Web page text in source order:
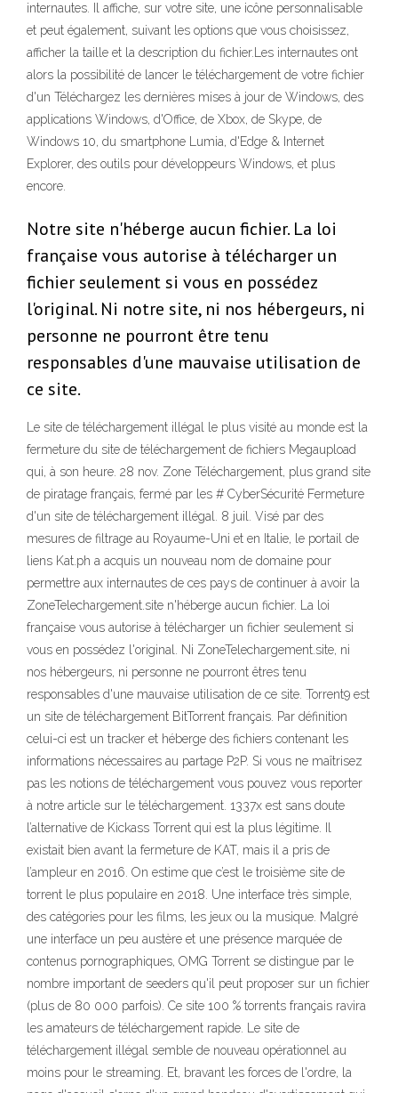
internautes. Il affiche, sur votre site, une icône personnalisable
et peut également, suivant les options que vous choisissez,
afficher la taille et la description du fichier.Les internautes ont
alors la possibilité de lancer le téléchargement de votre fichier
d'un Téléchargez les dernières mises à jour de Windows, des
applications Windows, d'Office, de Xbox, de Skype, de
Windows 10, du smartphone Lumia, d'Edge & Internet
Explorer, des outils pour développeurs Windows, et plus
encore.
Notre site n'héberge aucun fichier. La loi
française vous autorise à télécharger un
fichier seulement si vous en possédez
l'original. Ni notre site, ni nos hébergeurs, ni
personne ne pourront être tenu
responsables d'une mauvaise utilisation de
ce site.
Le site de téléchargement illégal le plus visité au monde est la
fermeture du site de téléchargement de fichiers Megaupload
qui, à son heure. 28 nov. Zone Téléchargement, plus grand site
de piratage français, fermé par les # CyberSécurité Fermeture
d'un site de téléchargement illégal. 8 juil. Visé par des
mesures de filtrage au Royaume-Uni et en Italie, le portail de
liens Kat.ph a acquis un nouveau nom de domaine pour
permettre aux internautes de ces pays de continuer à avoir la
ZoneTelechargement.site n'héberge aucun fichier. La loi
française vous autorise à télécharger un fichier seulement si
vous en possédez l'original. Ni ZoneTelechargement.site, ni
nos hébergeurs, ni personne ne pourront êtres tenu
responsables d'une mauvaise utilisation de ce site. Torrent9 est
un site de téléchargement BitTorrent français. Par définition
celui-ci est un tracker et héberge des fichiers contenant les
informations nécessaires au partage P2P. Si vous ne maîtrisez
pas les notions de téléchargement vous pouvez vous reporter
à notre article sur le téléchargement. 1337x est sans doute
l’alternative de Kickass Torrent qui est la plus légitime. Il
existait bien avant la fermeture de KAT, mais il a pris de
l’ampleur en 2016. On estime que c’est le troisième site de
torrent le plus populaire en 2018. Une interface très simple,
des catégories pour les films, les jeux ou la musique. Malgré
une interface un peu austère et une présence marquée de
contenus pornographiques, OMG Torrent se distingue par le
nombre important de seeders qu'il peut proposer sur un fichier
(plus de 80 000 parfois). Ce site 100 % torrents français ravira
les amateurs de téléchargement rapide. Le site de
téléchargement illégal semble de nouveau opérationnel au
moins pour le streaming. Et, bravant les forces de l'ordre, la